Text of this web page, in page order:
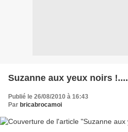
Suzanne aux yeux noirs !....
Publié le 26/08/2010 à 16:43
Par bricabrocamoi